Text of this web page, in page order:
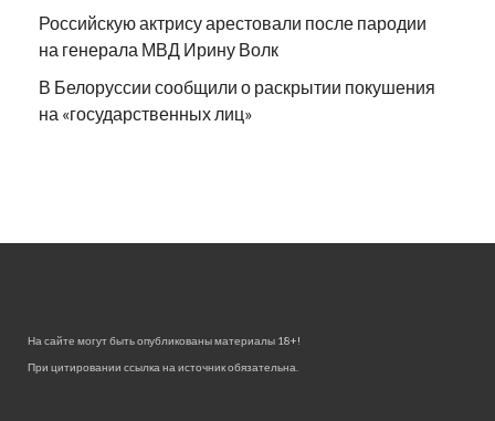
Российскую актрису арестовали после пародии
на генерала МВД Ирину Волк
В Белоруссии сообщили о раскрытии покушения
на «государственных лиц»
На сайте могут быть опубликованы материалы 18+!
При цитировании ссылка на источник обязательна.